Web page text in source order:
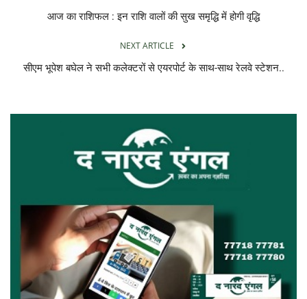
आज का राशिफल : इन राशि वालों की सुख समृद्धि में होगी वृद्धि
NEXT ARTICLE
सीएम भूपेश बघेल ने सभी कलेक्टरों से एयरपोर्ट के साथ-साथ रेलवे स्टेशन..